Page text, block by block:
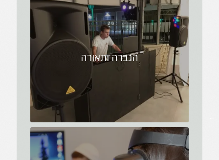
הגברה ותאורה